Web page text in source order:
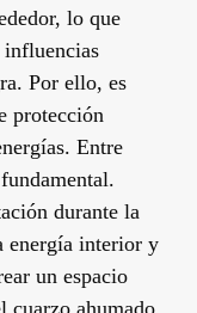
lo que
influencias
Por ello, es
protección
Entre
durante la
energía interior y
un espacio